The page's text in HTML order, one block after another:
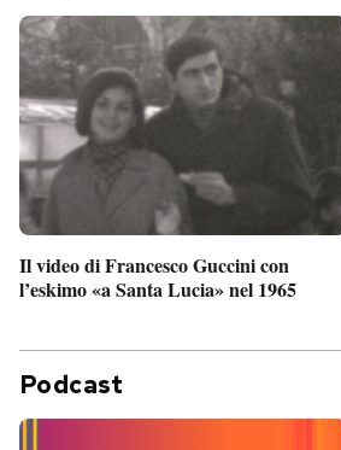
Il video di Francesco Guccini con
l’eskimo «a Santa Lucia» nel 1965
Podcast